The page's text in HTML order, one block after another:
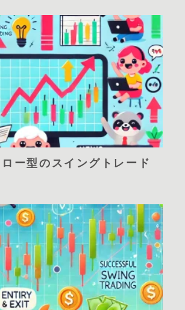
ロー型のスイングトレード